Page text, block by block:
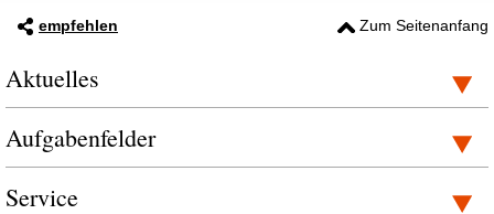
empfehlen Zum Seitenanfang
Aktuelles
Aufgabenfelder
Service